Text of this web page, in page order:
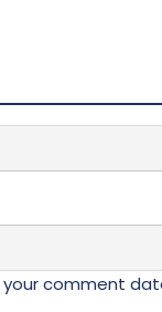
your comment